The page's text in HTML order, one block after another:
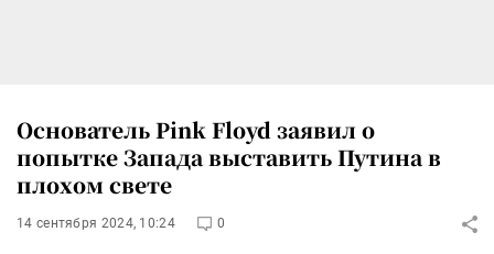
Основатель Pink Floyd заявил о
попытке Запада выставить Путина в
плохом свете
14 сентября 2024, 10:24 0